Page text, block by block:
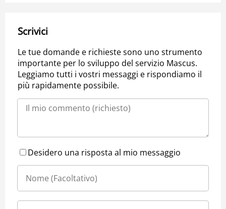
Scrivici
Le tue domande e richieste sono uno strumento
importante per lo sviluppo del servizio Mascus.
Leggiamo tutti i vostri messaggi e rispondiamo il
più rapidamente possibile.
Desidero una risposta al mio messaggio